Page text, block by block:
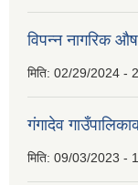
विपन्न नागरिक
मिति: 02/29/2024 -
गंगादेव
मिति: 09/03/2023 -